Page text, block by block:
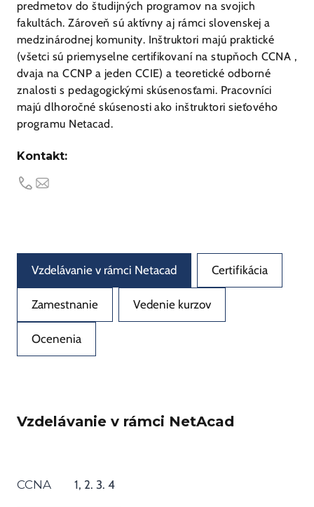
predmetov do študijných programov na svojich
fakultách. Zároveň sú aktívny aj rámci slovenskej a
medzinárodnej komunity. Inštruktori majú praktické
(všetci sú priemyselne certifikovaní na stupňoch CCNA ,
dvaja na CCNP a jeden CCIE) a teoretické odborné
znalosti s pedagogickými skúsenosťami. Pracovníci
majú dlhoročné skúsenosti ako inštruktori sieťového
programu Netacad.
Kontakt:
Vzdelávanie v rámci Netacad Certifikácia
Zamestnanie Vedenie kurzov
Ocenenia
Vzdelávanie v rámci NetAcad
CCNA 1, 2. 3. 4